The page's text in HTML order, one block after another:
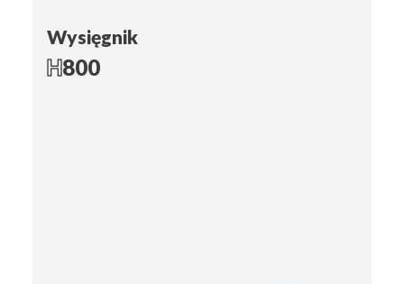
Wysięgnik
H800